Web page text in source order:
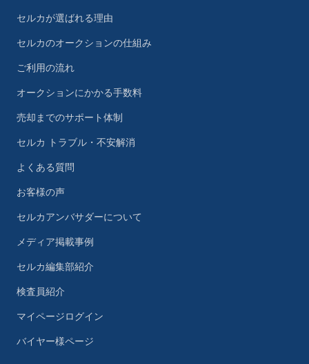
セルカが選ばれる理由
セルカのオークションの仕組み
ご利用の流れ
オークションにかかる手数料
売却までのサポート体制
セルカ トラブル・不安解消
よくある質問
お客様の声
セルカアンバサダーについて
メディア掲載事例
セルカ編集部紹介
検査員紹介
マイページログイン
バイヤー様ページ